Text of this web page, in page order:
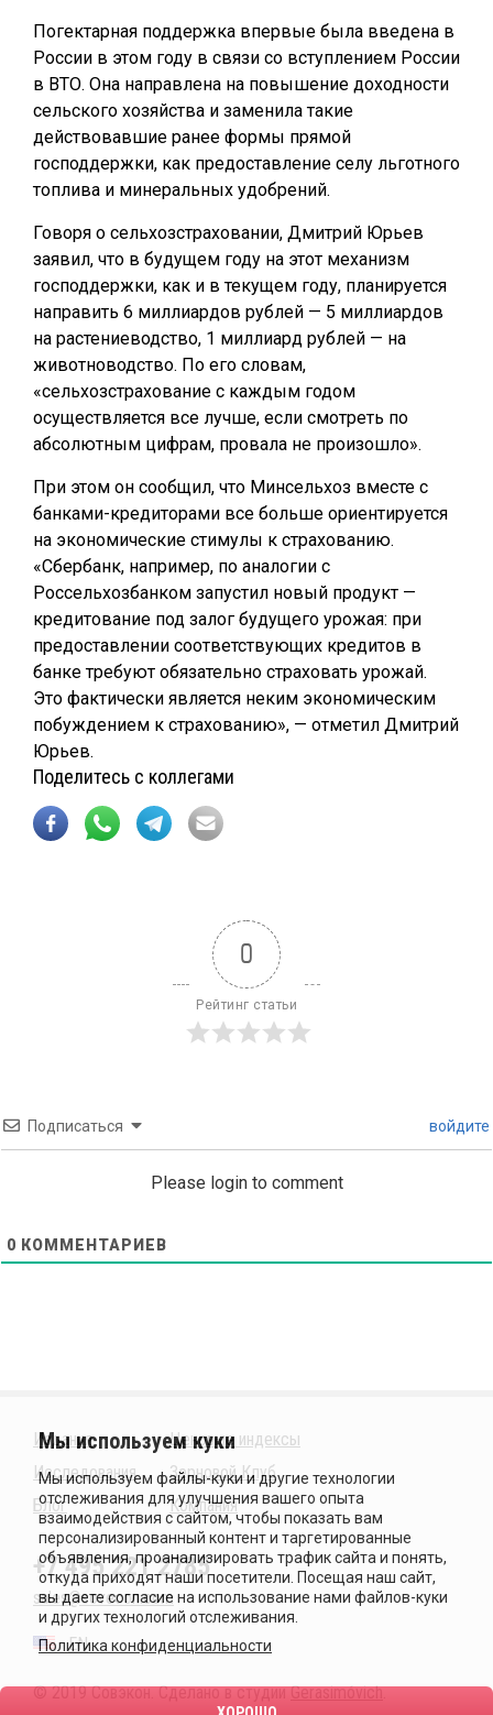
Погектарная поддержка впервые была введена в
России в этом году в связи со вступлением России
в ВТО. Она направлена на повышение доходности
сельского хозяйства и заменила такие
действовавшие ранее формы прямой
господдержки, как предоставление селу льготного
топлива и минеральных удобрений.
Говоря о сельхозстраховании, Дмитрий Юрьев
заявил, что в будущем году на этот механизм
господдержки, как и в текущем году, планируется
направить 6 миллиардов рублей — 5 миллиардов
на растениеводство, 1 миллиард рублей — на
животноводство. По его словам,
«сельхозстрахование с каждым годом
осуществляется все лучше, если смотреть по
абсолютным цифрам, провала не произошло».
При этом он сообщил, что Минсельхоз вместе с
банками-кредиторами все больше ориентируется
на экономические стимулы к страхованию.
«Сбербанк, например, по аналогии с
Россельхозбанком запустил новый продукт —
кредитование под залог будущего урожая: при
предоставлении соответствующих кредитов в
банке требуют обязательно страховать урожай.
Это фактически является неким экономическим
побуждением к страхованию», — отметил Дмитрий
Юрьев.
Поделитесь с коллегами
0
Рейтинг статьи
Подписаться войдите
Please login to comment
0 КОММЕНТАРИЕВ
Издания
Исследования
Блог
Ценовые индексы
Зерновой Клуб
Компания
+7 495 221 2785
sales@sovecon.com
EN
© 2019 Совэкон. Сделано в студииGerasimóvich.
Политика конфиденциальности